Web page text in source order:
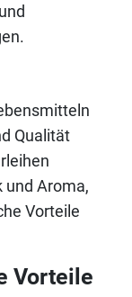
Qualität
und Aroma,
Vorteile
Vorteile